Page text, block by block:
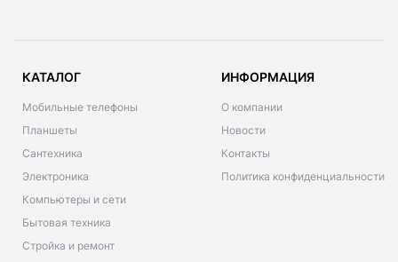
КАТАЛОГ
Мобильные телефоны
Планшеты
Сантехника
Электроника
Компьютеры и сети
Бытовая техника
Стройка и ремонт
ИНФОРМАЦИЯ
О компании
Новости
Контакты
Политика конфиденциальности